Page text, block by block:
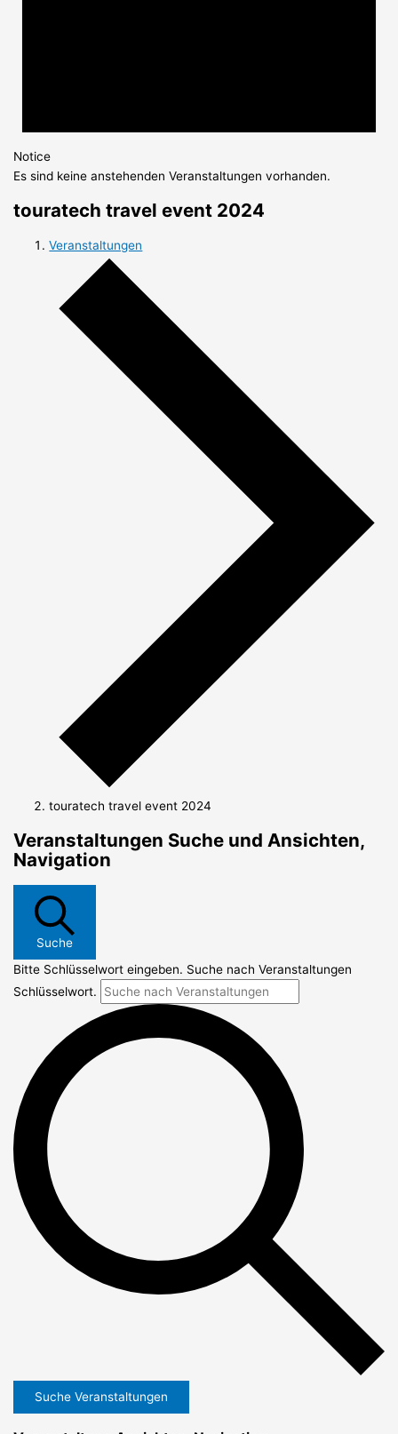
Notice
Es sind keine anstehenden Veranstaltungen vorhanden.
touratech travel event 2024
Veranstaltungen
touratech travel event 2024
Veranstaltungen Suche und Ansichten,
Navigation
Suche
Bitte Schlüsselwort eingeben. Suche nach Veranstaltungen
Schlüsselwort.
Suche Veranstaltungen